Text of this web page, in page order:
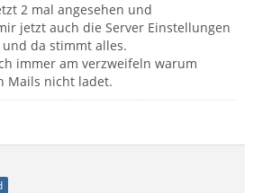
2 mal angesehen und
jetzt auch die Server Einstellungen
da stimmt alles.
immer am verzweifeln warum
Mails nicht ladet.